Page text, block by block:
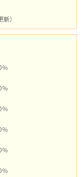
）
％
％
％
％
％
％